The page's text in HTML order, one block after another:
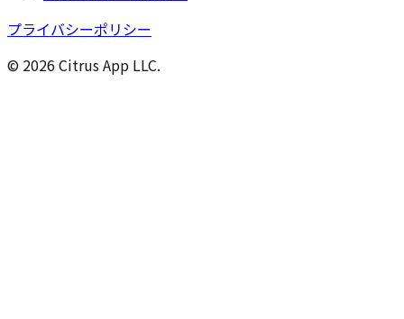
プライバシーポリシー
© 2026 Citrus App LLC.